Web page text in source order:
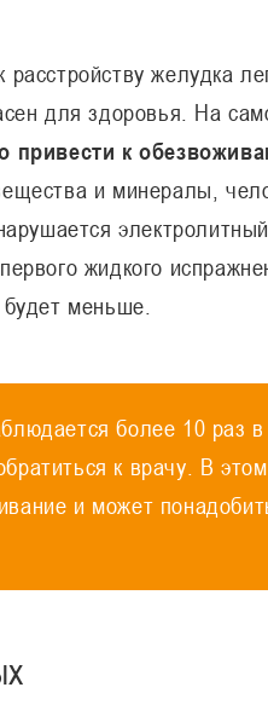
желудка
для здоровья. На
привести к
и минералы,
жидкого
меньше.
более 10 раз в
к врачу. В
и может